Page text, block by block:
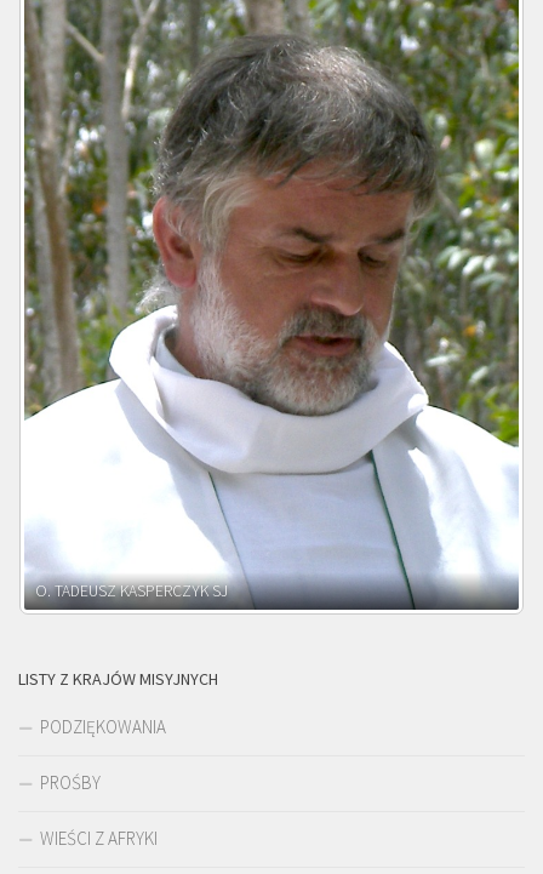
O. ADNRZEJ LEŚNIARA SJ
LISTY Z KRAJÓW MISYJNYCH
PODZIĘKOWANIA
PROŚBY
WIEŚCI Z AFRYKI